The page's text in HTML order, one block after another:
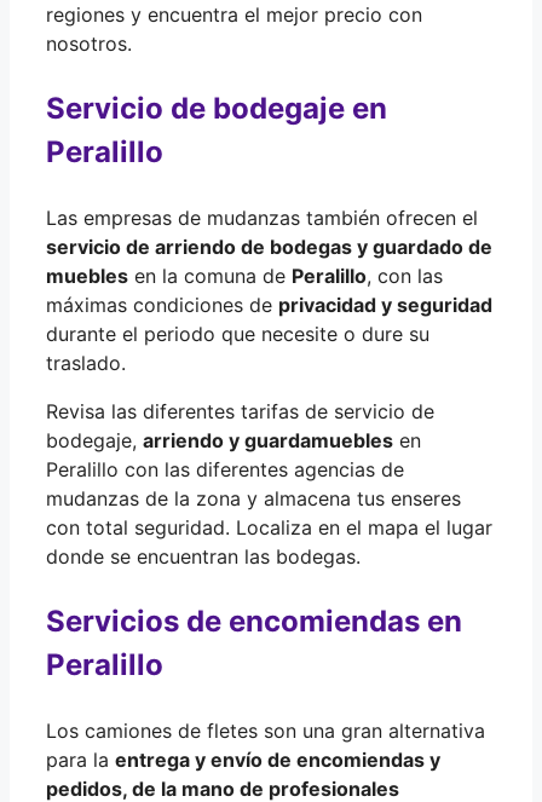
regiones y encuentra el mejor precio con
nosotros.
Servicio de bodegaje en
Peralillo
Las empresas de mudanzas también ofrecen el
servicio de arriendo de bodegas y guardado de
muebles en la comuna de Peralillo, con las
máximas condiciones de privacidad y seguridad
durante el periodo que necesite o dure su
traslado.
Revisa las diferentes tarifas de servicio de
bodegaje, arriendo y guardamuebles en
Peralillo con las diferentes agencias de
mudanzas de la zona y almacena tus enseres
con total seguridad. Localiza en el mapa el lugar
donde se encuentran las bodegas.
Servicios de encomiendas en
Peralillo
Los camiones de fletes son una gran alternativa
para la entrega y envío de encomiendas y
pedidos, de la mano de profesionales